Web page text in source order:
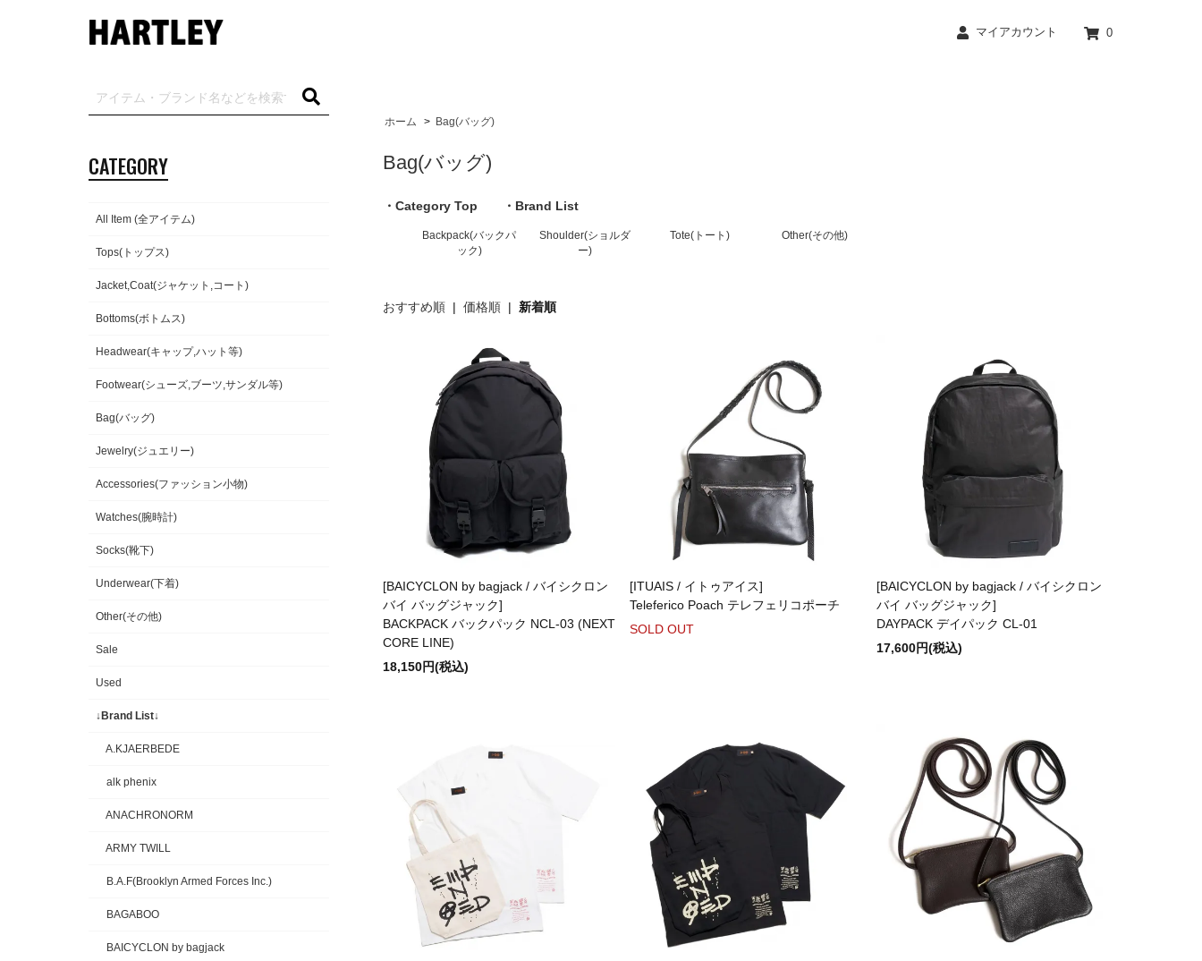
マイアカウント 0
ホーム > Bag(バッグ)
Bag(バッグ)
・Category Top ・Brand List
Backpack(バックパ
ック)
Shoulder(ショルダ
ー)
Tote(トート) Other(その他)
おすすめ順| 価格順| 新着順
[BAICYCLON by bagjack / バイシクロン
バイ バッグジャック]
BACKPACK バックパック NCL-03 (NEXT
CORE LINE)
18,150円(税込)
[ITUAIS / イトゥアイス]
Teleferico Poach テレフェリコポーチ
SOLD OUT
[BAICYCLON by bagjack / バイシクロン
バイ バッグジャック]
DAYPACK デイパック CL-01
17,600円(税込)
CATEGORY
All Item (全アイテム)
Tops(トップス)
Jacket,Coat(ジャケット,コート)
Bottoms(ボトムス)
Headwear(キャップ,ハット等)
Footwear(シューズ,ブーツ,サンダル等)
Bag(バッグ)
Jewelry(ジュエリー)
Accessories(ファッション小物)
Watches(腕時計)
Socks(靴下)
Underwear(下着)
Other(その他)
Sale
Used
↓Brand List↓
A.KJAERBEDE
alk phenix
ANACHRONORM
ARMY TWILL
B.A.F(Brooklyn Armed Forces Inc.)
BAGABOO
BAICYCLON by bagjack